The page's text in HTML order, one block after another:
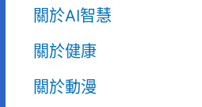
關於AI智慧
關於健康
關於動漫